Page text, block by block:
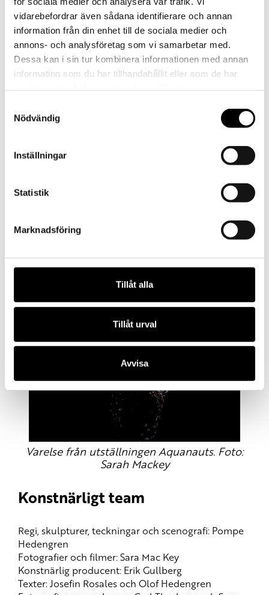
vidarebefordrar även sådana identifierare och annan
information från din enhet till de sociala medier och
annons- och analysföretag som vi samarbetar med.
Dessa kan i sin tur kombinera informationen med annan
information som du har tillhandahållit eller som de har
Nödvändig
Inställningar
Statistik
Marknadsföring
Tillåt alla
Tillåt urval
Avvisa
SvD
”Skulpturerna av de här urtidsvarelserna är en
upplevelse” – Cecilia Blomberg, SR
”Sommarens mest egenartade utställning, en
suggestion.” – Magnus Florin, Expressen
Varelse från utställningen Aquanauts. Foto:
Sarah Mackey
Konstnärligt team
Regi, skulpturer, teckningar och scenografi: Pompe
Hedengren
Fotografier och filmer: Sara Mac Key
Konstnärlig producent: Erik Gullberg
Texter: Josefin Rosales och Olof Hedengren